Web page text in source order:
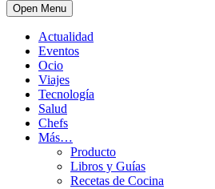
Open Menu
Actualidad
Eventos
Ocio
Viajes
Tecnología
Salud
Chefs
Más…
Producto
Libros y Guías
Recetas de Cocina